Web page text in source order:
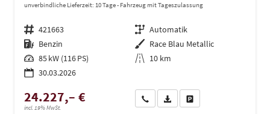
unverbindliche Lieferzeit: 10 Tage Fahrzeug mit Tageszulassung
Fahrzeugnr. 421663 Getriebe Automatik
Kraftstoff Benzin Außenfarbe Race Blau Metallic
Leistung 85 kW (116 PS) Kilometerstand 10 km
30.03.2026
24.227,– €
incl. 19% MwSt.
Wir rufen Sie anPDF-Datei, Fahrzeugexposé